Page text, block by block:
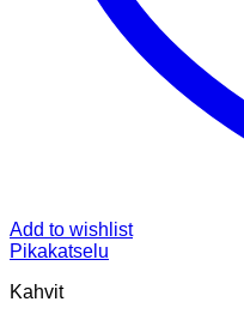
Add to wishlist
Pikakatselu
Kahvit